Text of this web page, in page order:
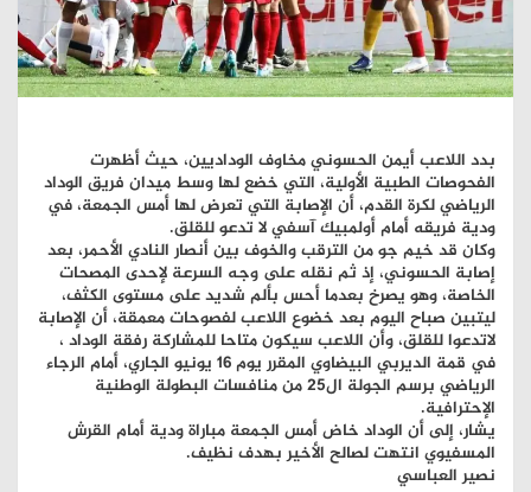
بدد اللاعب أيمن الحسوني مخاوف الوداديين، حيث أظهرت
الفحوصات الطبية الأولية، التي خضع لها وسط ميدان فريق الوداد
الرياضي لكرة القدم، أن الإصابة التي تعرض لها أمس الجمعة، في
ودية فريقه أمام أولمبيك آسفي لا تدعو للقلق.
وكان قد خيم جو من الترقب والخوف بين أنصار النادي الأحمر، بعد
إصابة الحسوني، إذ ثم نقله على وجه السرعة لإحدى المصحات
الخاصة، وهو يصرخ بعدما أحس بألم شديد على مستوى الكثف،
ليتبين صباح اليوم بعد خضوع اللاعب لفصوحات معمقة، أن الإصابة
لاتدعوا للقلق، وأن اللاعب سيكون متاحا للمشاركة رفقة الوداد ،
في قمة الديربي البيضاوي المقرر يوم 16 يونيو الجاري، أمام الرجاء
الرياضي برسم الجولة ال25 من منافسات البطولة الوطنية
الإحترافية.
يشار، إلى أن الوداد خاض أمس الجمعة مباراة ودية أمام القرش
المسفيوي انتهت لصالح الأخير بهدف نظيف.
نصير العباسي